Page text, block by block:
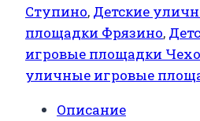
Ступино, Детские
площадки Фрязино,
игровые площадки
уличные игровые
Описание